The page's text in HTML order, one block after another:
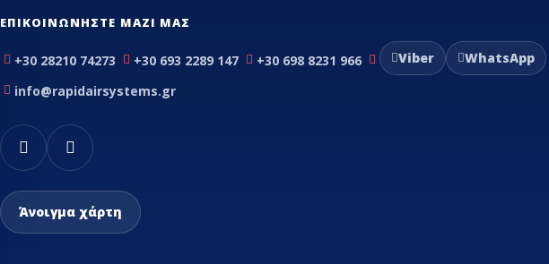
ΕΠΙΚΟΙΝΩΝΉΣΤΕ ΜΑΖΊ ΜΑΣ
+30 28210 74273 +30 693 2289 147 +30 698 8231 966 Viber
WhatsApp
info@rapidairsystems.gr
Άνοιγμα χάρτη